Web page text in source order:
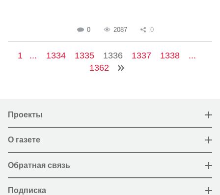
0 2087 0
1 ... 1334 1335 1336 1337 1338
...
1362
Проекты
О газете
Обратная связь
Подписка